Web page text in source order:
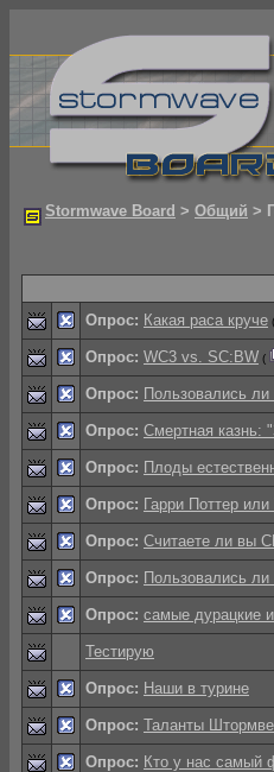
Stormwave Board > Общий >
Опрос: Какая раса круче (
Опрос: WC3 vs. SC:BW (
Опрос: Пользовались ли
Опрос: Смертная казнь:
Опрос: Плоды
Опрос: Гарри Поттер или
Опрос: Считаете ли вы
Опрос: Пользовались
Опрос: самые дурацкие
Тестирую
Опрос: Наши в турине
Опрос: Таланты
Опрос: Кто у нас самый